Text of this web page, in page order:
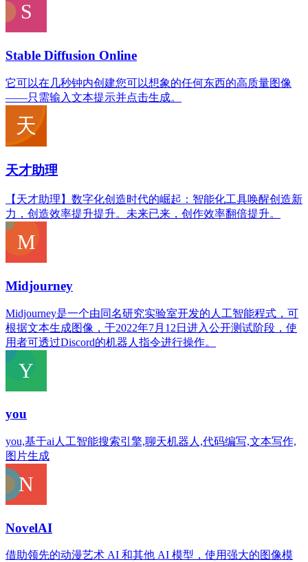
Stable Diffusion Online
它可以在几秒钟内创建您可以想象的任何东西的高质量图像
——只需输入文本提示并点击生成。
天才助理
【天才助理】数字化创造时代的崛起：智能化工具唤醒创造新
力，创造效率提升提升。未来已来，创作效率翻倍提升。
Midjourney
Midjourney是一个由同名研究实验室开发的人工智能程式，可
根据文本生成图像，于2022年7月12日进入公开测试阶段，使
用者可透过Discord的机器人指令进行操作。
you
you,基于ai人工智能搜索引擎,聊天机器人,代码编写,文本写作,
图片生成
NovelAI
借助领先的动漫艺术 AI 和其他 AI 模型，使用强大的图像模